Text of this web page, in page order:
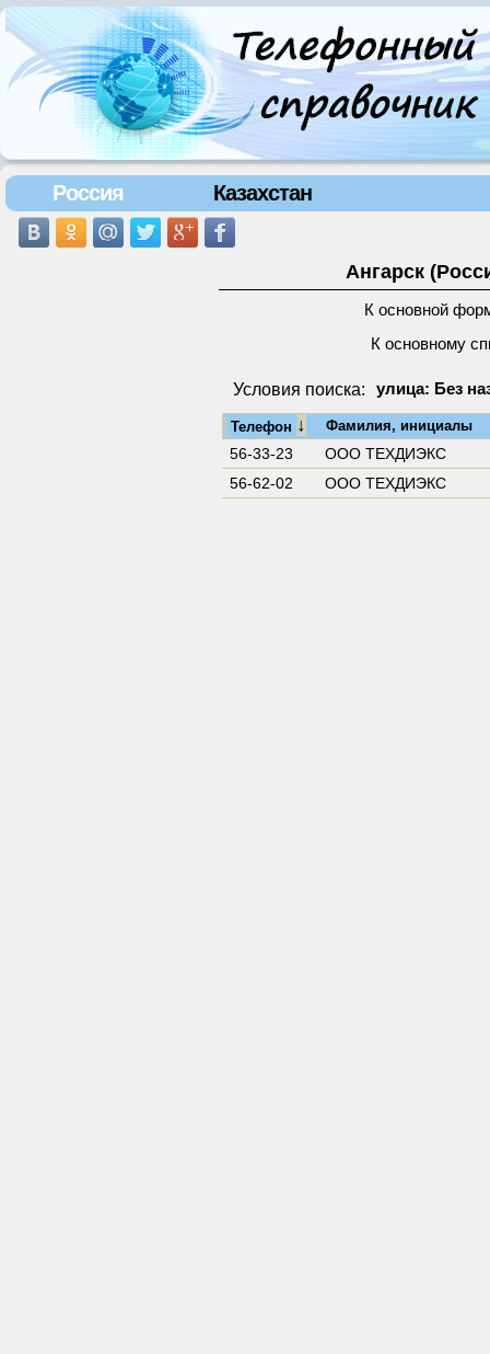
Россия Казахстан
Ангарск
К основной
К основному
Условия поиска: улица: Без
Телефон ↓ Фамилия, инициалы
56-33-23
ООО ТЕХДИЭКС
56-62-02
ООО ТЕХДИЭКС